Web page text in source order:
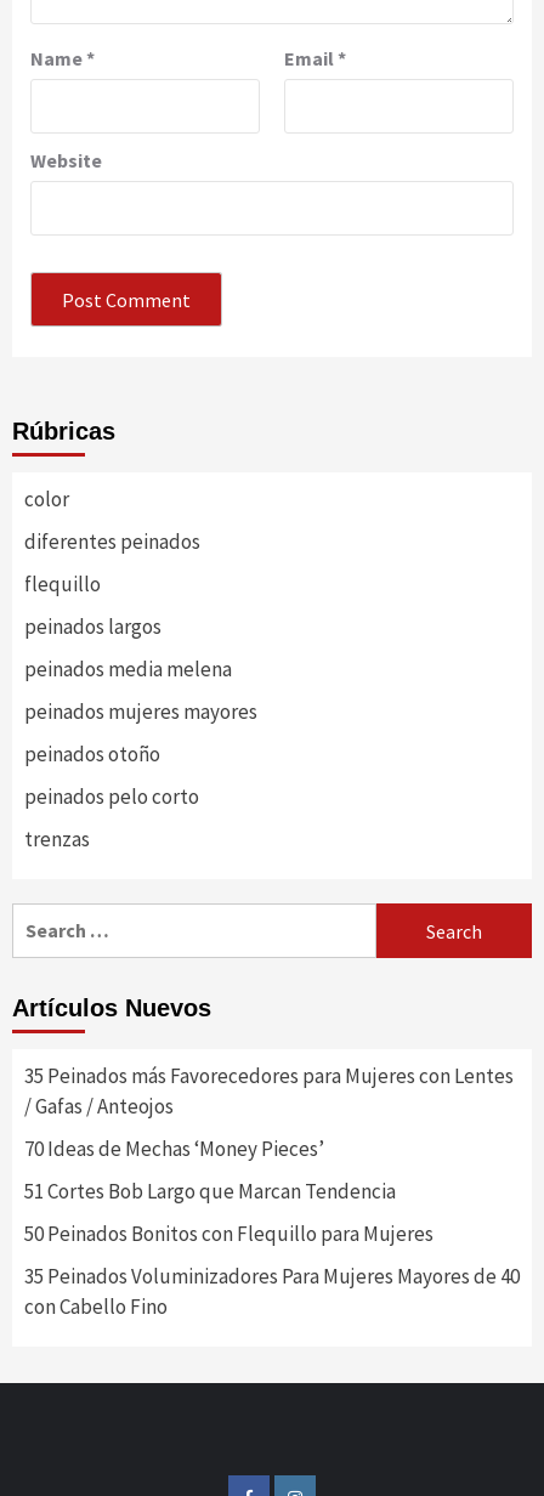
Name* Email*
Website
Rúbricas
color
diferentes peinados
flequillo
peinados largos
peinados media melena
peinados mujeres mayores
peinados otoño
peinados pelo corto
trenzas
Artículos Nuevos
35 Peinados más Favorecedores para Mujeres con Lentes
/ Gafas / Anteojos
70 Ideas de Mechas ‘Money Pieces’
51 Cortes Bob Largo que Marcan Tendencia
50 Peinados Bonitos con Flequillo para Mujeres
35 Peinados Voluminizadores Para Mujeres Mayores de 40
con Cabello Fino